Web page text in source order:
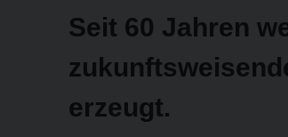
Seit 60 Jahren
erzeugt.